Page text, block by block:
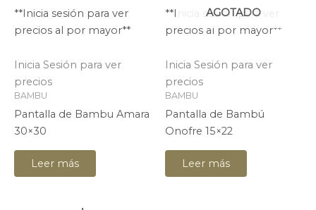
**Inicia sesión para ver
precios al por mayor**
Inicia Sesión para ver
precios
BAMBU
Pantalla de Bambu Amara
30×30
Leer más
AGOTADO
**Inicia sesión para ver
precios al por mayor**
Inicia Sesión para ver
precios
BAMBU
Pantalla de Bambú
Onofre 15×22
Leer más